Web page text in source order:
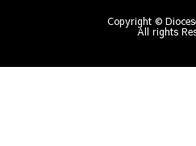
Copyright ©
All rights